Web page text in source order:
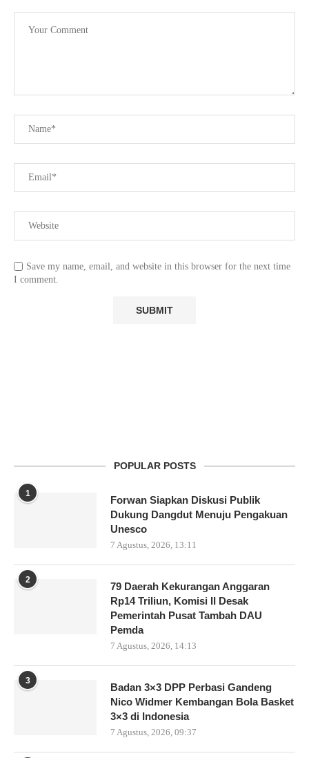
Save my name, email, and website in this browser for the next time
I comment.
POPULAR POSTS
1
Forwan Siapkan Diskusi Publik
Dukung Dangdut Menuju Pengakuan
Unesco
7 Agustus, 2026, 13:11
2
79 Daerah Kekurangan Anggaran
Rp14 Triliun, Komisi II Desak
Pemerintah Pusat Tambah DAU
Pemda
7 Agustus, 2026, 14:13
3
Badan 3×3 DPP Perbasi Gandeng
Nico Widmer Kembangan Bola Basket
3×3 di Indonesia
7 Agustus, 2026, 09:37